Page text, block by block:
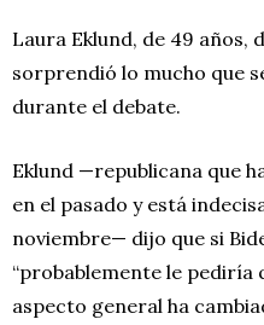
Laura Eklund, de 49 años,
sorprendió lo mucho que
durante el debate.
Eklund —republicana que
en el pasado y está
noviembre— dijo que si
“probablemente le pediría
aspecto general ha